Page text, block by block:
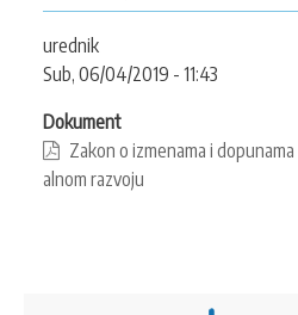
SEARCH
FORM
urednik
Sub, 06/04/2019 - 11:43
Dokument
Zakon o izmenama i
alnom razvoju